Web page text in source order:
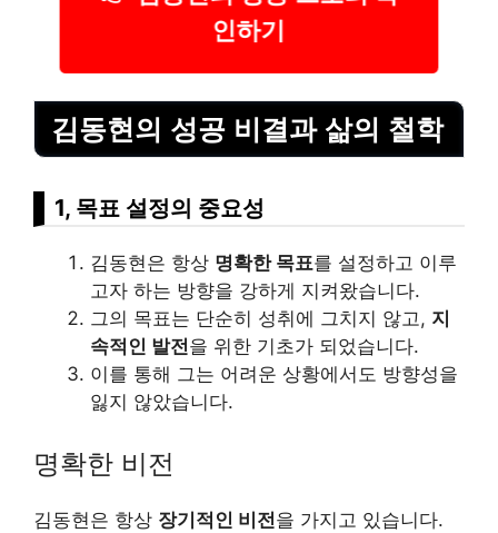
인하기
김동현의 성공 비결과 삶의 철학
1, 목표 설정의 중요성
김동현은 항상 명확한 목표를 설정하고 이루
고자 하는 방향을 강하게 지켜왔습니다.
그의 목표는 단순히 성취에 그치지 않고, 지
속적인 발전을 위한 기초가 되었습니다.
이를 통해 그는 어려운 상황에서도 방향성을
잃지 않았습니다.
명확한 비전
김동현은 항상 장기적인 비전을 가지고 있습니다.